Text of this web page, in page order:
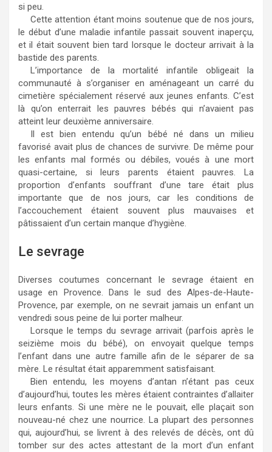
si peu.
Cette attention étant moins soutenue que de nos jours,
le début d’une maladie infantile passait souvent inaperçu,
et il était souvent bien tard lorsque le docteur arrivait à la
bastide des parents.
L’importance de la mortalité infantile obligeait la
communauté à s’organiser en aménageant un carré du
cimetière spécialement réservé aux jeunes enfants. C’est
là qu’on enterrait les pauvres bébés qui n’avaient pas
atteint leur deuxième anniversaire.
Il est bien entendu qu’un bébé né dans un milieu
favorisé avait plus de chances de survivre. De même pour
les enfants mal formés ou débiles, voués à une mort
quasi-certaine, si leurs parents étaient pauvres. La
proportion d’enfants souffrant d’une tare était plus
importante que de nos jours, car les conditions de
l’accouchement étaient souvent plus mauvaises et
pâtissaient d’un certain manque d’hygiène.
Le sevrage
Diverses coutumes concernant le sevrage étaient en
usage en Provence. Dans le sud des Alpes-de-Haute-
Provence, par exemple, on ne sevrait jamais un enfant un
vendredi sous peine de lui porter malheur.
Lorsque le temps du sevrage arrivait (parfois après le
seizième mois du bébé), on envoyait quelque temps
l’enfant dans une autre famille afin de le séparer de sa
mère. Le résultat était apparemment satisfaisant.
Bien entendu, les moyens d’antan n’étant pas ceux
d’aujourd’hui, toutes les mères étaient contraintes d’allaiter
leurs enfants. Si une mère ne le pouvait, elle plaçait son
nouveau-né chez une nourrice. La plupart des personnes
qui, aujourd’hui, se livrent à des relevés de décès, ont dû
tomber sur des actes attestant de la mort d’un enfant